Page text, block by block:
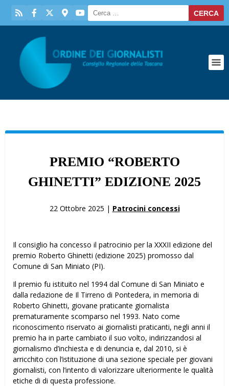
PREMIO “ROBERTO
GHINETTI” EDIZIONE 2025
22 Ottobre 2025 | Patrocini concessi
Il consiglio ha concesso il patrocinio per la XXXII edizione del
premio Roberto Ghinetti (edizione 2025) promosso dal
Comune di San Miniato (PI).
Il premio fu istituito nel 1994 dal Comune di San Miniato e
dalla redazione de Il Tirreno di Pontedera, in memoria di
Roberto Ghinetti, giovane praticante giornalista
prematuramente scomparso nel 1993. Nato come
riconoscimento riservato ai giornalisti praticanti, negli anni il
premio ha in parte cambiato il suo volto, indirizzandosi al
giornalismo d’inchiesta e di denuncia e, dal 2010, si è
arricchito con l’istituzione di una sezione speciale per giovani
giornalisti, con l’intento di valorizzare ulteriormente le qualità
etiche di di questa professione.